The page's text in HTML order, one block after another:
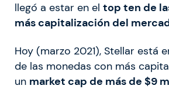
llegó a estar en el top ten de
más capitalización del
Hoy (marzo 2021), Stellar está
de las monedas con más
un market cap de más de $9